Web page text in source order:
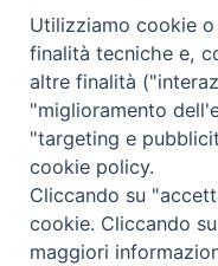
Scrivici
Copyright ©
Trentina
Utilizziamo cookie
finalità tecniche e,
altre finalità
"miglioramento
"targeting e
cookie policy.
Cliccando su
cookie. Cliccando
maggiori